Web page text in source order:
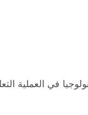
في العملية